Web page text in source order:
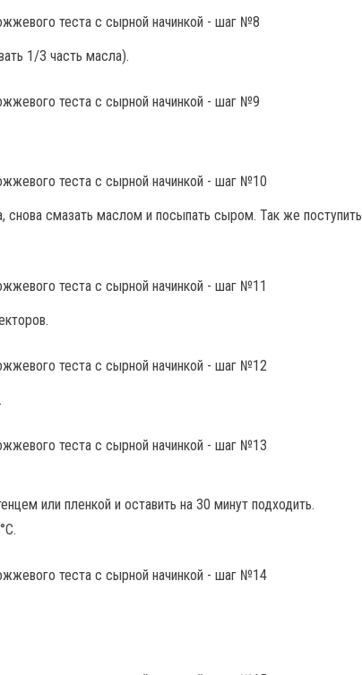
1/3 часть масла).
снова смазать маслом и посыпать сыром. Так же поступить
или пленкой и оставить на 30 минут подходить.